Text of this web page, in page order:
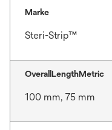
Marke
Steri-Strip™
OverallLengthMetric
100 mm, 75 mm